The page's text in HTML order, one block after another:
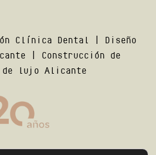
Clínica Dental Diseño
Construcción de
de lujo Alicante